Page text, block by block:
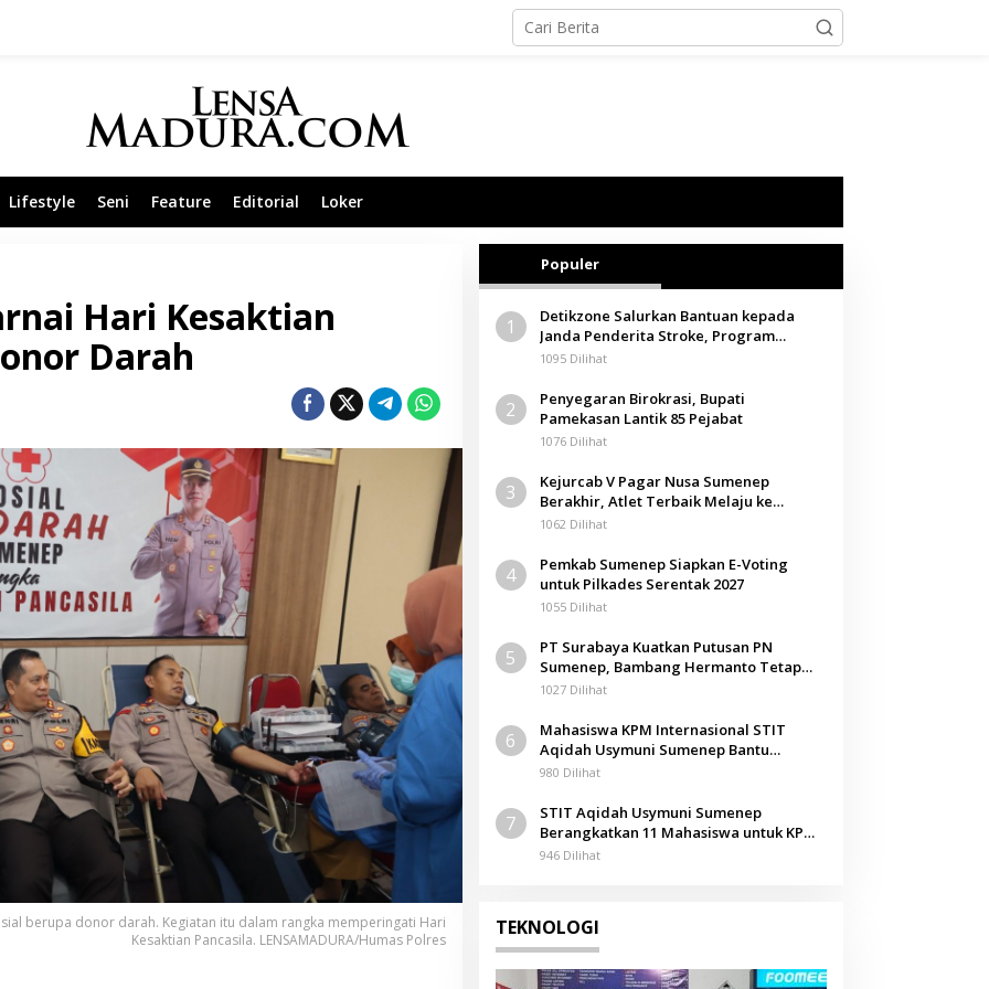
Lifestyle Seni Feature Editorial Loker
Hari Kesaktian
Darah
berupa donor darah. Kegiatan itu dalam rangka memperingati Hari
Kesaktian Pancasila. LENSAMADURA/Humas Polres
Populer
1
Detikzone Salurkan Bantuan kepada
Janda Penderita Stroke, Program
Berbagi Masuki Hari ke-61
1095 Dilihat
2
Penyegaran Birokrasi, Bupati
Pamekasan Lantik 85 Pejabat
1076 Dilihat
3
Kejurcab V Pagar Nusa Sumenep
Berakhir, Atlet Terbaik Melaju ke
Kejurwil Jatim
1062 Dilihat
4
Pemkab Sumenep Siapkan E-Voting
untuk Pilkades Serentak 2027
1055 Dilihat
5
PT Surabaya Kuatkan Putusan PN
Sumenep, Bambang Hermanto Tetap
Dinyatakan Pemilik Sah Tanah di
1027 Dilihat
6
Mahasiswa KPM Internasional STIT
Aqidah Usymuni Sumenep Bantu
Pengurusan Jenazah WNI di Malaysia
980 Dilihat
7
STIT Aqidah Usymuni Sumenep
Berangkatkan 11 Mahasiswa untuk KPM
Internasional di Malaysia
946 Dilihat
TEKNOLOGI